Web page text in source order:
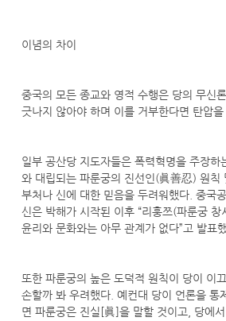
이념의 차이
중국의 모든 종교와 영적 수행은 당의 무신
긋나지 않아야 하며 이를 거부한다면 탄압을
일부 공산당 지도자들은 폭력혁명을 주장하
와 대립되는 파룬궁의 진선인(眞善忍) 원칙
부처나 신에 대한 믿음을 두려워했다. 중국
신은 박해가 시작된 이후 “리훙쯔(파룬궁 창
윤리와 문화와는 아무 관계가 없다”고 발표
또한 파룬궁의 높은 도덕적 원칙이 당이 이
손할까 봐 우려했다. 예컨대 당이 언론을 통
면 파룬궁은 진실[眞]을 말할 것이고, 당에